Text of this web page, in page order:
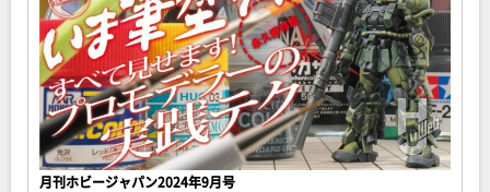
月刊ホビージャパン2024年9月号